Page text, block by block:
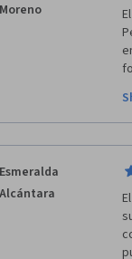
Moreno
y
Esmeralda
Alcántara